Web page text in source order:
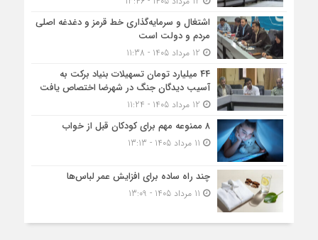
اشتغال و سرمایه‌گذاری خط قرمز و دغدغه اصلی
مردم و دولت است
۴۴ میلیارد تومان تسهیلات بنیاد برکت به
آسیب دیدگان جنگ در شهرضا اختصاص یافت
۸ ممنوعه مهم برای کودکان قبل از خواب
چند راه ساده برای افزایش عمر لباس‌ها